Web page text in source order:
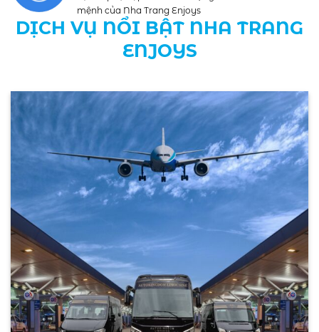
mệnh của Nha Trang Enjoys
DỊCH VỤ NỔI BẬT NHA TRANG
ENJOYS